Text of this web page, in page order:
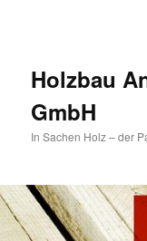
Holzbau
GmbH
In Sachen Holz – der